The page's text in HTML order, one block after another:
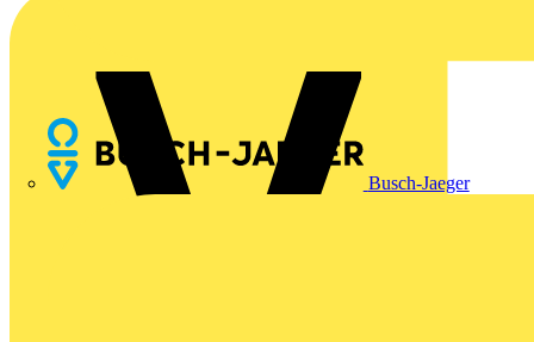
Busch-Jaeger